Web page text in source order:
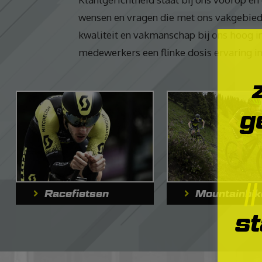
wensen en vragen die met ons
kwaliteit en vakmanschap bij ons hoog
medewerkers een flinke dosis ervaring in
Racefietsen